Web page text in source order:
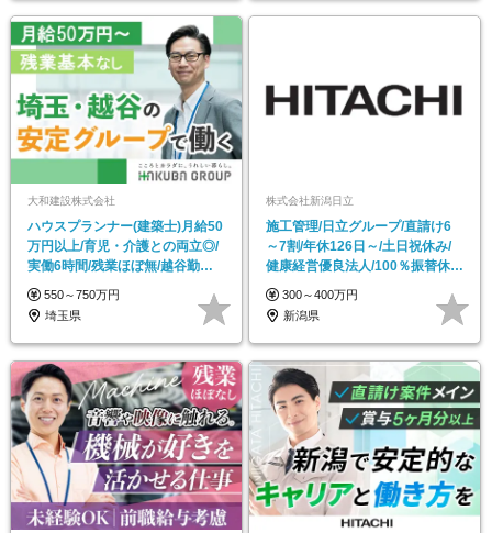
大和建設株式会社
ハウスプランナー(建築士)月給50
万円以上/育児・介護との両立◎/
実働6時間/残業ほぼ無/越谷勤務/
週休2日制
550～750万円
埼玉県
株式会社新潟日立
施工管理/日立グループ/直請け6
～7割/年休126日～/土日祝休み/
健康経営優良法人/100％振替休日
を取得可
300～400万円
新潟県